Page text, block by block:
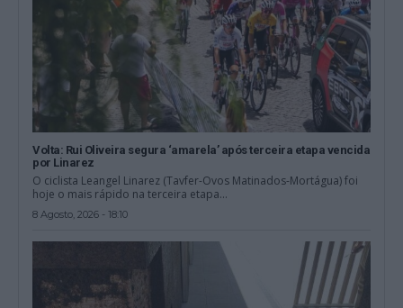
Volta: Rui Oliveira segura ‘amarela’ após terceira etapa vencida
por Linarez
O ciclista Leangel Linarez (Tavfer-Ovos Matinados-Mortágua) foi
hoje o mais rápido na terceira etapa...
8 Agosto, 2026 - 18:10